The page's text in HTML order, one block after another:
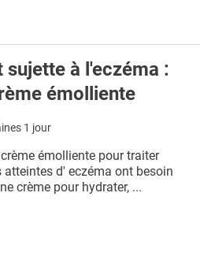
sujette à l'eczéma :
émolliente
1 jour
émolliente pour traiter
atteintes d' eczéma ont besoin
crème pour hydrater, ...